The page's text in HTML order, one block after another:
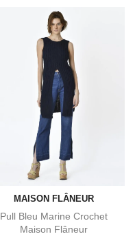
MAISON FLÂNEUR
Pull Bleu Marine Crochet
Maison Flâneur